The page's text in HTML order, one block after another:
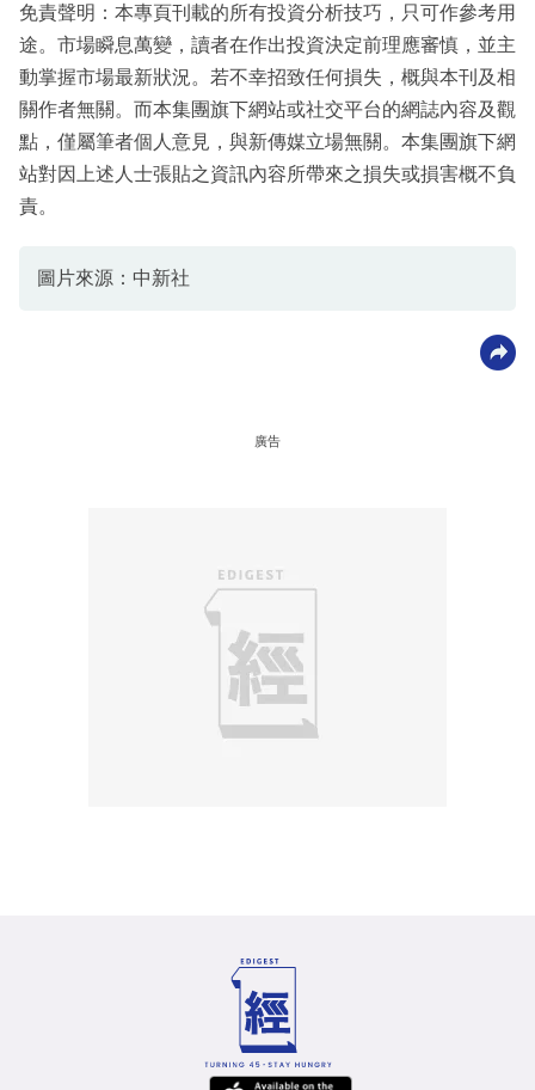
免責聲明：本專頁刊載的所有投資分析技巧，只可作參考用
途。市場瞬息萬變，讀者在作出投資決定前理應審慎，並主
動掌握市場最新狀況。若不幸招致任何損失，概與本刊及相
關作者無關。而本集團旗下網站或社交平台的網誌內容及觀
點，僅屬筆者個人意見，與新傳媒立場無關。本集團旗下網
站對因上述人士張貼之資訊內容所帶來之損失或損害概不負
責。
圖片來源：中新社
廣告